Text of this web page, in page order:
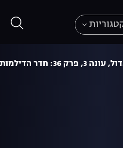
פרק 36: חדר הדילמות